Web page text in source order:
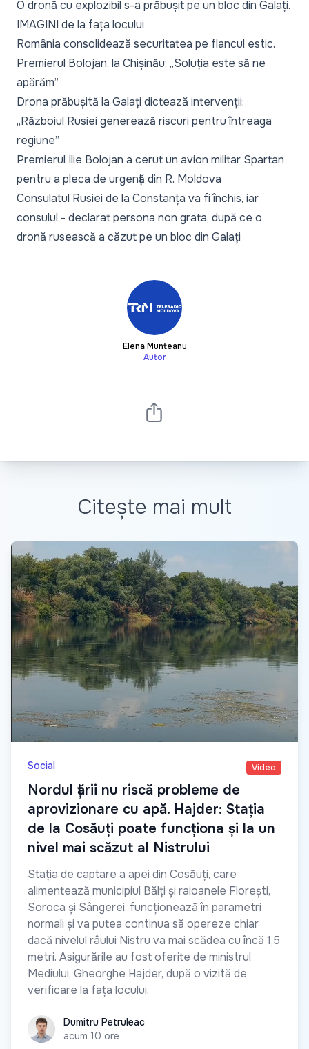
O dronă cu explozibil s-a prăbușit pe un bloc din Galați.
IMAGINI de la fața locului
România consolidează securitatea pe flancul estic.
Premierul Bolojan, la Chișinău: „Soluția este să ne
apărăm”
Drona prăbușită la Galați dictează intervenții:
„Războiul Rusiei generează riscuri pentru întreaga
regiune”
Premierul Ilie Bolojan a cerut un avion militar Spartan
pentru a pleca de urgență din R. Moldova
Consulatul Rusiei de la Constanța va fi închis, iar
consulul - declarat persona non grata, după ce o
dronă rusească a căzut pe un bloc din Galați
Elena Munteanu
Autor
Citește mai mult
Social Video
Nordul țării nu riscă probleme de
aprovizionare cu apă. Hajder: Stația
de la Cosăuți poate funcționa și la un
nivel mai scăzut al Nistrului
Stația de captare a apei din Cosăuți, care
alimentează municipiul Bălți și raioanele Florești,
Soroca și Sângerei, funcționează în parametri
normali și va putea continua să opereze chiar
dacă nivelul râului Nistru va mai scădea cu încă 1,5
metri. Asigurările au fost oferite de ministrul
Mediului, Gheorghe Hajder, după o vizită de
verificare la fața locului.
Dumitru Petruleac
Dumitru Petruleac
acum 10 ore